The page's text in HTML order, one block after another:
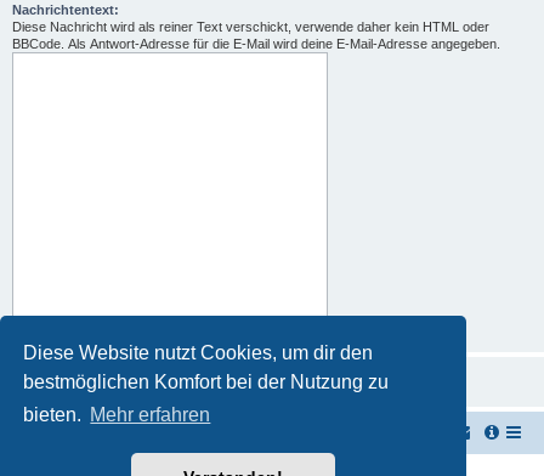
Diese Website nutzt Cookies, um dir den
bestmöglichen Komfort bei der Nutzung zu
bieten. Mehr erfahren
Nachrichtentext:
Diese Nachricht wird als reiner Text verschickt, verwende daher kein HTML oder
BBCode. Als Antwort-Adresse für die E-Mail wird deine E-Mail-Adresse angegeben.